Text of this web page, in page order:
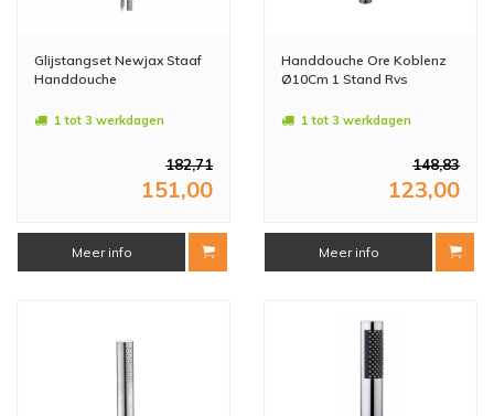
Glijstangset Newjax Staaf
Handdouche
1 tot 3 werkdagen
182,71
151,00
Meer info
Handdouche Ore Koblenz
Ø10Cm 1 Stand Rvs
1 tot 3 werkdagen
148,83
123,00
Meer info